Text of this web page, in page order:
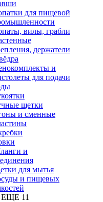
для пищевой
вилы, грабли
держатели
и
для подачи
щетки
и сменные
и
для мытья
и пищевых
11